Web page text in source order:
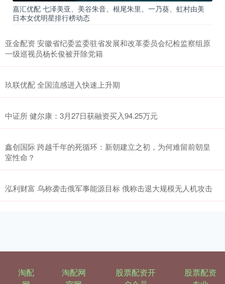
嘉汇优配 七泽美亚、美谷朱音、根尾朱里、一乃葵、虹村由美
日本女优明星排行榜动态
亚金配资 安徽省纪委监委驻省发展和改革委员会纪检监察组原
一级巡视员杨长俊被开除党籍
玖联优配 全国流感进入快速上升期
中证所 健尔康：3月27日获融资买入94.25万元
鑫创国际 跨越千年的死循环：新朝建立之初，为何难留前朝皇
室性命？
泓利财富 乌称袭击俄军事能源目标 俄称击退大规模无人机攻击
淘配
淘配网
股票配资开
股票配资